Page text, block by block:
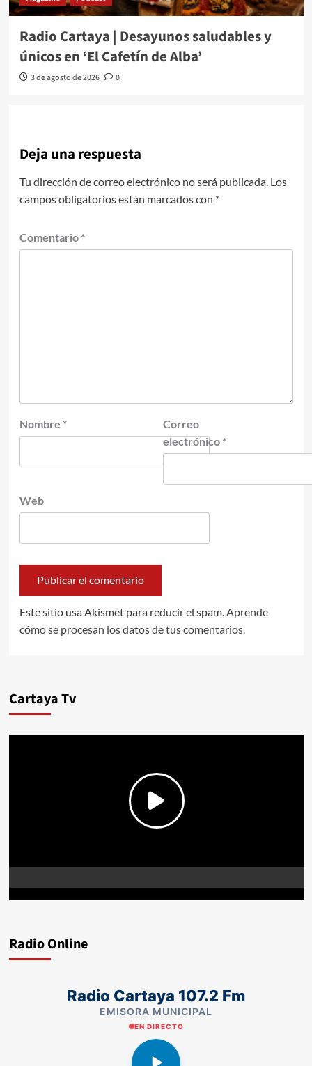
Radio Cartaya | Desayunos saludables y
únicos en ‘El Cafetín de Alba’
3 de agosto de 2026 0
Deja una respuesta
Tu dirección de correo electrónico no será publicada. Los
campos obligatorios están marcados con *
Comentario *
Nombre *
Correo
electrónico *
Web
Este sitio usa Akismet para reducir el spam. Aprende
cómo se procesan los datos de tus comentarios.
Cartaya Tv
Radio Online
Radio Cartaya 107.2 Fm
EMISORA MUNICIPAL
EN DIRECTO